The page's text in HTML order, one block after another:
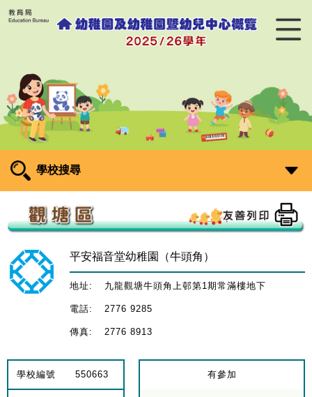
學校搜尋
平安福音堂幼稚園（牛頭角）
地址: 九龍觀塘牛頭角上邨第1期常滿樓地下
電話: 2776 9285
傳真: 2776 8913
學校編號 550663 有參加